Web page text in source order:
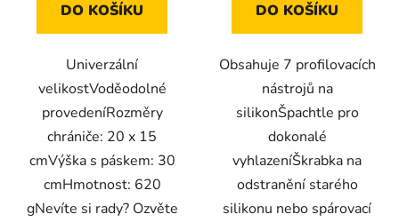
DO KOŠÍKU
Univerzální
velikostVoděodolné
provedeníRozměry
chrániče: 20 x 15
cmVýška s páskem: 30
cmHmotnost: 620
gNevíte si rady? Ozvěte
DO KOŠÍKU
Obsahuje 7 profilovacích
nástrojů na
silikonŠpachtle pro
dokonalé
vyhlazeníŠkrabka na
odstranění starého
silikonu nebo spárovací